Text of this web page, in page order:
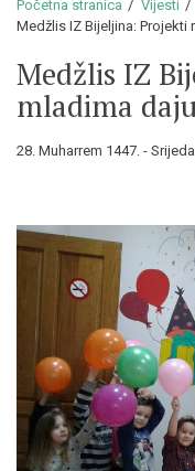
Početna stranica
Vijesti
Medžlis IZ Bijeljina:
Medžlis IZ
mladima
28. Muharrem 1447. -